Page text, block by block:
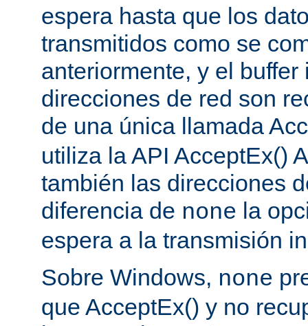
espera hasta que los
transmitidos como se
anteriormente, y el
direcciones de red son
de una única llamada
utiliza la API AcceptEx()
también las direcciones
diferencia de none la
espera a la transmisión
Sobre Windows, none
que AcceptEx() y no